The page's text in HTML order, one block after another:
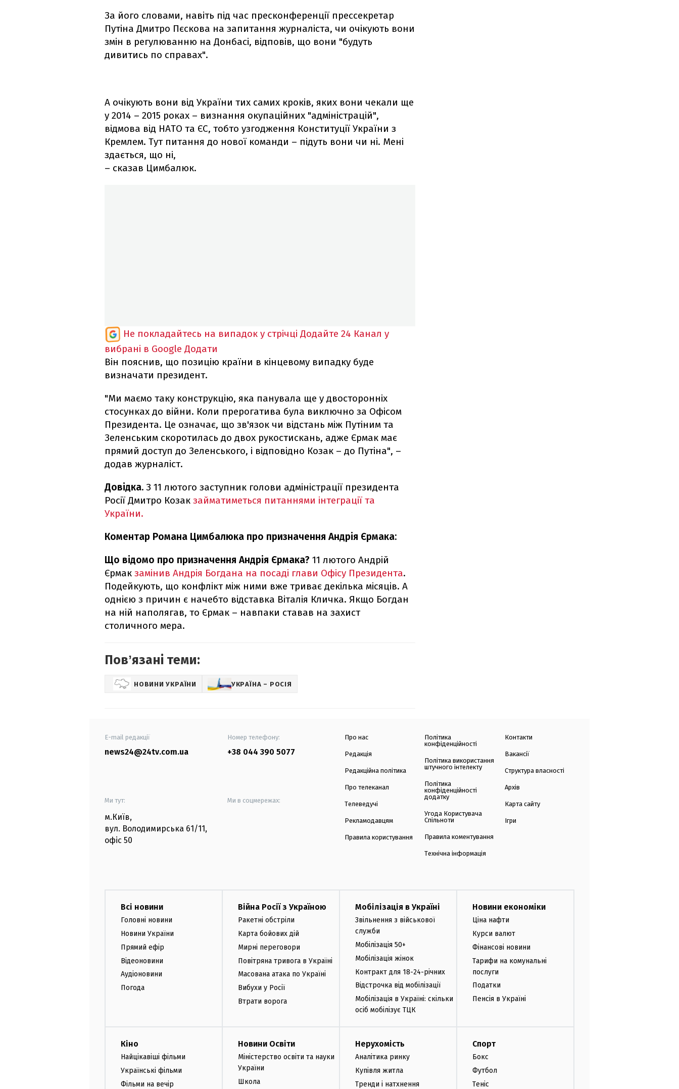
За його словами, навіть під час пресконференції прессекретар
Путіна Дмитро Пєскова на запитання журналіста, чи очікують вони
змін в регулюванню на Донбасі, відповів, що вони "будуть
дивитись по справах".
А очікують вони від України тих самих кроків, яких вони чекали ще
у 2014 – 2015 роках – визнання окупаційних "адміністрацій",
відмова від НАТО та ЄС, тобто узгодження Конституції України з
Кремлем. Тут питання до нової команди – підуть вони чи ні. Мені
здається, що ні,
– сказав Цимбалюк.
Не покладайтесь на випадок у стрічці Додайте 24 Канал у
вибрані в Google Додати
Він пояснив, що позицію країни в кінцевому випадку буде
визначати президент.
"Ми маємо таку конструкцію, яка панувала ще у двосторонніх
стосунках до війни. Коли прерогатива була виключно за Офісом
Президента. Це означає, що зв'язок чи відстань між Путіним та
Зеленським скоротилась до двох рукостискань, адже Єрмак має
прямий доступ до Зеленського, і відповідно Козак – до Путіна", –
додав журналіст.
Довідка. З 11 лютого заступник голови адміністрації президента
Росії Дмитро Козак займатиметься питаннями інтеграції та
України.
Коментар Романа Цимбалюка про призначення Андрія Єрмака:
Що відомо про призначення Андрія Єрмака? 11 лютого Андрій
Єрмак замінив Андрія Богдана на посаді глави Офісу Президента.
Подейкують, що конфлікт між ними вже триває декілька місяців. А
однією з причин є начебто відставка Віталія Кличка. Якщо Богдан
на ній наполягав, то Єрмак – навпаки ставав на захист
столичного мера.
Повʼязані теми:
НОВИНИ УКРАЇНИ УКРАЇНА – РОСІЯ
E-mail редакції
news24@24tv.com.ua
Номер телефону:
+38 044 390 5077
Ми тут:
м.Київ,
вул. Володимирська 61/11,
офіс 50
Ми в соцмережах:
Про нас
Редакція
Редакційна політика
Про телеканал
Телеведучі
Рекламодавцям
Правила користування
Політика
конфіденційності
Політика використання
штучного інтелекту
Політика
конфіденційності
додатку
Угода Користувача
Спільноти
Правила коментування
Технічна інформація
Контакти
Вакансії
Структура власності
Архів
Карта сайту
Ігри
Всі новини
Головні новини
Новини України
Прямий ефір
Відеоновини
Аудіоновини
Погода
Війна Росії з Україною
Ракетні обстріли
Карта бойових дій
Мирні переговори
Повітряна тривога в Україні
Масована атака по Україні
Вибухи у Росії
Втрати ворога
Мобілізація в Україні
Звільнення з військової
служби
Мобілізація 50+
Мобілізація жінок
Контракт для 18-24-річних
Відстрочка від мобілізації
Мобілізація в Україні: скільки
осіб мобілізує ТЦК
Новини економіки
Ціна нафти
Курси валют
Фінансові новини
Тарифи на комунальні
послуги
Податки
Пенсія в Україні
Кіно
Найцікавіші фільми
Українські фільми
Фільми на вечір
Новини Освіти
Міністерство освіти та науки
України
Школа
Нерухомість
Аналітика ринку
Купівля житла
Тренди і натхнення
Спорт
Бокс
Футбол
Теніс